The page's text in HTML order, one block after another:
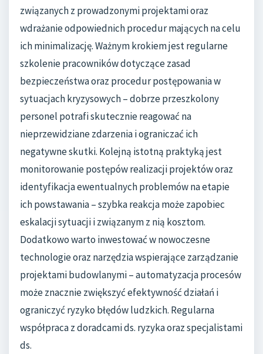
związanych z prowadzonymi projektami oraz
wdrażanie odpowiednich procedur mających na celu
ich minimalizację. Ważnym krokiem jest regularne
szkolenie pracowników dotyczące zasad
bezpieczeństwa oraz procedur postępowania w
sytuacjach kryzysowych – dobrze przeszkolony
personel potrafi skutecznie reagować na
nieprzewidziane zdarzenia i ograniczać ich
negatywne skutki. Kolejną istotną praktyką jest
monitorowanie postępów realizacji projektów oraz
identyfikacja ewentualnych problemów na etapie
ich powstawania – szybka reakcja może zapobiec
eskalacji sytuacji i związanym z nią kosztom.
Dodatkowo warto inwestować w nowoczesne
technologie oraz narzędzia wspierające zarządzanie
projektami budowlanymi – automatyzacja procesów
może znacznie zwiększyć efektywność działań i
ograniczyć ryzyko błędów ludzkich. Regularna
współpraca z doradcami ds. ryzyka oraz specjalistami
ds.